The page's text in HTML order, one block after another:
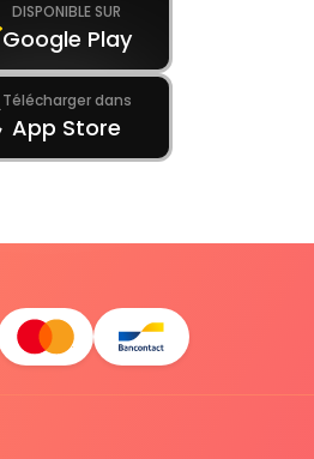
DISPONIBLE SUR
Google Play
Télécharger dans
App Store